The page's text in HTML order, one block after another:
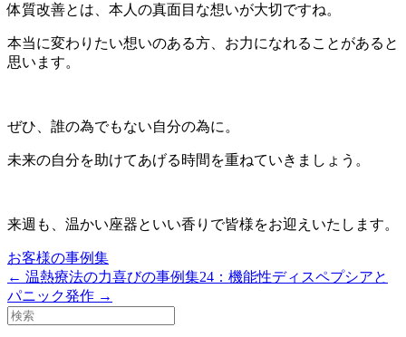
体質改善とは、本人の真面目な想いが大切ですね。
本当に変わりたい想いのある方、お力になれることがあると
思います。
ぜひ、誰の為でもない自分の為に。
未来の自分を助けてあげる時間を重ねていきましょう。
来週も、温かい座器といい香りで皆様をお迎えいたします。
お客様の事例集
← 温熱療法の力喜びの事例集24：機能性ディスペプシアと
パニック発作 →